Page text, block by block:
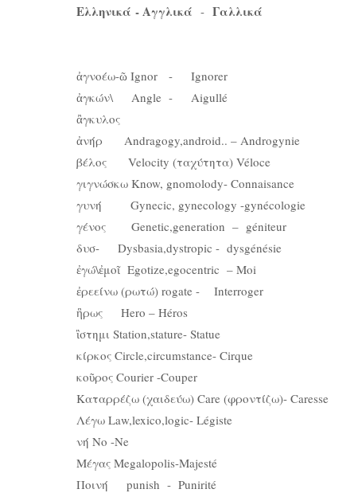
Ελληνικά - Αγγλικά - Γαλλικά
ἀγνοέω-ῶ Ignor - Ignorer
ἀγκών\ Angle - Aigullé
ἂγκυλος
ἀνήρ Andragogy,android.. – Androgynie
βέλος Velocity (ταχύτητα) Véloce
γιγνώσκω Know, gnomolody- Connaisance
γυνή Gynecic, gynecology -gynécologie
γένος Genetic,generation – géniteur
δυσ- Dysbasia,dystropic - dysgénésie
ἐγώ\ἐμοῖ Egotize,egocentric – Moi
ἐρεείνω (ρωτώ) rogate - Interroger
ἣρως Hero – Héros
ἲστημι Station,stature- Statue
κίρκος Circle,circumstance- Cirque
κοῦρος Courier -Couper
Καταρρέζω (χαιδεύω) Care (φροντίζω)- Caresse
Λέγω Law,lexico,logic- Légiste
νή No -Ne
Μέγας Megalopolis-Majesté
Ποινή punish - Punirité